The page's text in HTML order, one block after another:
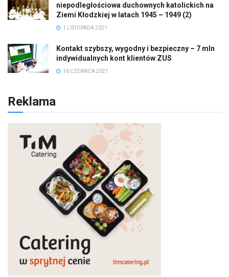
niepodległościowa duchownych katolickich na
Ziemi Kłodzkiej w latach 1945 – 1949 (2)
1 LISTOPADA 2021
Kontakt szybszy, wygodny i bezpieczny – 7 mln
indywidualnych kont klientów ZUS
16 CZERWCA 2021
Reklama